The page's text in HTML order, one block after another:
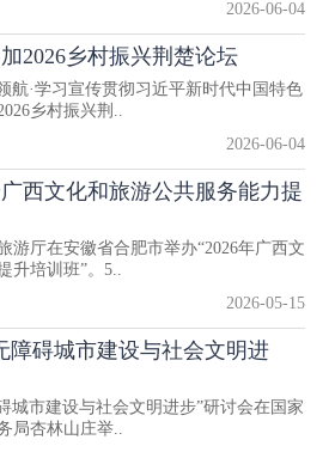
2026-06-04
2026乡村振兴荆楚论坛
航·学习宣传贯彻习近平新时代中国特色
乡村振兴荆..
2026-06-04
西文化和旅游公共服务能力提
游厅在安徽省合肥市举办“2026年广西文
升培训班”。5..
2026-05-15
障碍城市建设与社会文明进
城市建设与社会文明进步”研讨会在国家
局杏林山庄举..